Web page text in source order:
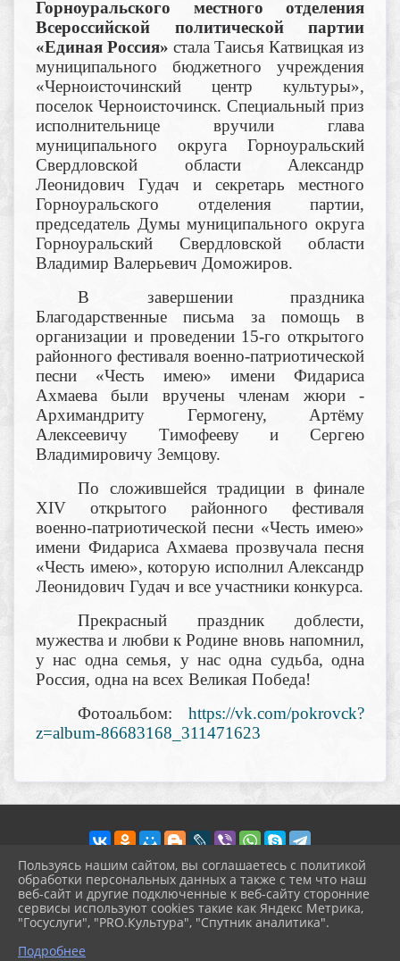
Горноуральского местного отделения
Всероссийской политической партии
«Единая Россия» стала Таисья Катвицкая из
муниципального бюджетного учреждения
«Черноисточинский центр культуры»,
поселок Черноисточинск. Специальный приз
исполнительнице вручили глава
муниципального округа Горноуральский
Свердловской области Александр
Леонидович Гудач и секретарь местного
Горноуральского отделения партии,
председатель Думы муниципального округа
Горноуральский Свердловской области
Владимир Валерьевич Доможиров.
В завершении праздника
Благодарственные письма за помощь в
организации и проведении 15-го открытого
районного фестиваля военно-патриотической
песни «Честь имею» имени Фидариса
Ахмаева были вручены членам жюри -
Архимандриту Гермогену, Артёму
Алексеевичу Тимофееву и Сергею
Владимировичу Земцову.
По сложившейся традиции в финале
XIV открытого районного фестиваля
военно-патриотической песни «Честь имею»
имени Фидариса Ахмаева прозвучала песня
«Честь имею», которую исполнил Александр
Леонидович Гудач и все участники конкурса.
Прекрасный праздник доблести,
мужества и любви к Родине вновь напомнил,
у нас одна семья, у нас одна судьба, одна
Россия, одна на всех Великая Победа!
Фотоальбом: https://vk.com/pokrovck?
z=album-86683168_311471623
2026 г. pokrov-ck.ru
Вход
Карта сайта
Политика обработки персональных данных
Пользуясь нашим сайтом, вы соглашаетесь с политикой
обработки персональных данных а также с тем что наш
веб-сайт и другие подключенные к веб-сайту сторонние
сервисы используют cookies такие как Яндекс Метрика,
"Госуслуги", "PRO.Культура", "Спутник аналитика".
Подробнее